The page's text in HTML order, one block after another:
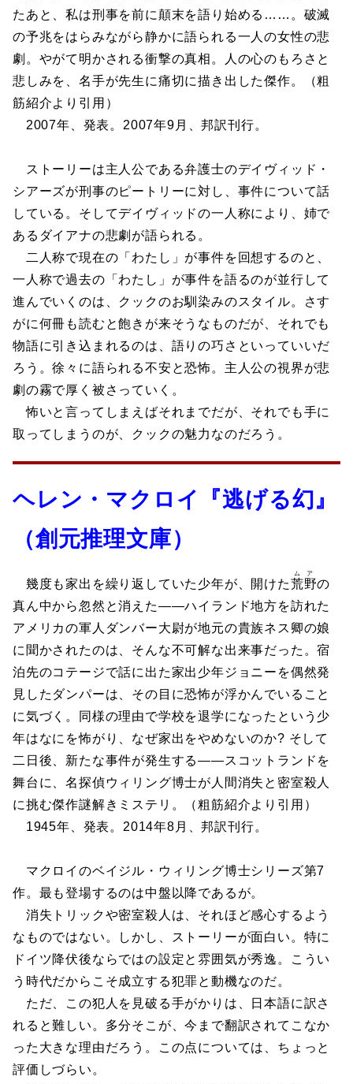
たあと、私は刑事を前に顛末を語り始める……。破滅
の予兆をはらみながら静かに語られる一人の女性の悲
劇。やがて明かされる衝撃の真相。人の心のもろさと
悲しみを、名手が先生に痛切に描き出した傑作。（粗
筋紹介より引用）
2007年、発表。2007年9月、邦訳刊行。
ストーリーは主人公である弁護士のデイヴィッド・
シアーズが刑事のピートリーに対し、事件について話
している。そしてデイヴィッドの一人称により、姉で
あるダイアナの悲劇が語られる。
二人称で現在の「わたし」が事件を回想するのと、
一人称で過去の「わたし」が事件を語るのが並行して
進んでいくのは、クックのお馴染みのスタイル。さす
がに何冊も読むと飽きが来そうなものだが、それでも
物語に引き込まれるのは、語りの巧さといっていいだ
ろう。徐々に語られる不安と恐怖。主人公の視界が悲
劇の霧で厚く被さっていく。
怖いと言ってしまえばそれまでだが、それでも手に
取ってしまうのが、クックの魅力なのだろう。
ヘレン・マクロイ『逃げる幻』
（創元推理文庫）
幾度も家出を繰り返していた少年が、開けた荒野
ムア
の
真ん中から忽然と消えた――ハイランド地方を訪れた
アメリカの軍人ダンバー大尉が地元の貴族ネス卿の娘
に聞かされたのは、そんな不可解な出来事だった。宿
泊先のコテージで話に出た家出少年ジョニーを偶然発
見したダンパーは、その目に恐怖が浮かんでいること
に気づく。同様の理由で学校を退学になったという少
年はなにを怖がり、なぜ家出をやめないのか? そして
二日後、新たな事件が発生する――スコットランドを
舞台に、名探偵ウィリング博士が人間消失と密室殺人
に挑む傑作謎解きミステリ。（粗筋紹介より引用）
1945年、発表。2014年8月、邦訳刊行。
マクロイのベイジル・ウィリング博士シリーズ第7
作。最も登場するのは中盤以降であるが。
消失トリックや密室殺人は、それほど感心するよう
なものではない。しかし、ストーリーが面白い。特に
ドイツ降伏後ならではの設定と雰囲気が秀逸。こうい
う時代だからこそ成立する犯罪と動機なのだ。
ただ、この犯人を見破る手がかりは、日本語に訳さ
れると難しい。多分そこが、今まで翻訳されてこなか
った大きな理由だろう。この点については、ちょっと
評価しづらい。